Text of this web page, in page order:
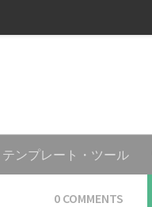
テンプレート・ツール
0 COMMENTS